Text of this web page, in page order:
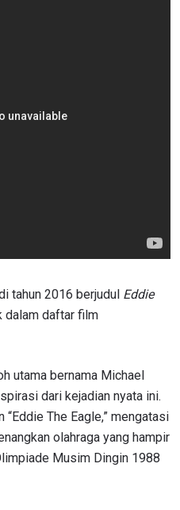
tahun 2016 berjudul Eddie
dalam daftar film
utama bernama Michael
dari kejadian nyata ini.
The Eagle,” mengatasi
olahraga yang hampir
Musim Dingin 1988